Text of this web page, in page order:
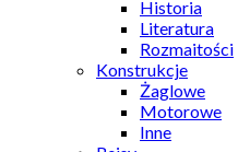
Historia
Literatura
Rozmaitości
Konstrukcje
Żaglowe
Motorowe
Inne